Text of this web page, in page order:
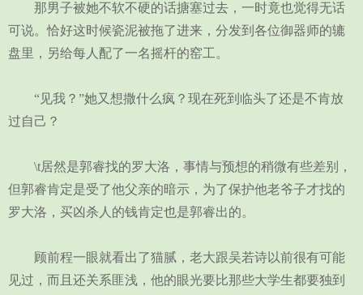
那男子被她不软不硬的话搪塞过去，一时竟也觉得无话
可说。恰好这时候瓷泥被拖了进来，分发到各位御器师的辘
盘里，另给每人配了一名摇杆的窑工。
“见我？”她又想撒什么疯？现在死到临头了还是不肯放
过自己？
\t居然是郭睿找的罗大洛，事情与预想的稍微有些差别，
但郭睿肯定是受了他父亲的暗示，为了保护他老爷子才找的
罗大洛，买凶杀人的钱肯定也是郭睿出的。
顾前程一眼就看出了猫腻，老大跟吴若诗以前很有可能
见过，而且还关系匪浅，他的眼光要比那些大学生都要独到